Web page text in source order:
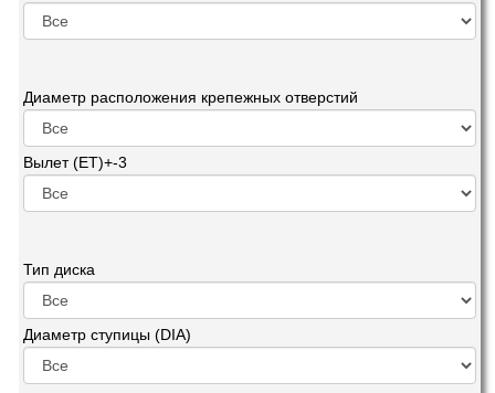
Диаметр расположения крепежных отверстий
Вылет (ET)+-3
Тип диска
Диаметр ступицы (DIA)